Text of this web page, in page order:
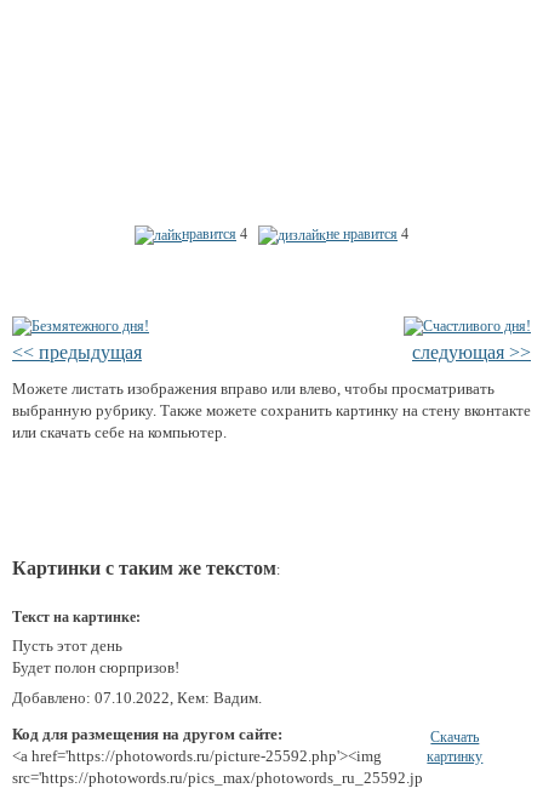
нравится 4 не нравится 4
<< предыдущая следующая >>
Можете листать изображения вправо или влево, чтобы просматривать
выбранную рубрику. Также можете сохранить картинку на стену вконтакте
или скачать себе на компьютер.
Картинки с таким же текстом:
Текст на картинке:
Пусть этот день
Будет полон сюрпризов!
Добавлено: 07.10.2022, Кем: Вадим.
Код для размещения на другом сайте:
<a href='https://photowords.ru/picture-25592.php'><img
src='https://photowords.ru/pics_max/photowords_ru_25592.jp
Скачать
картинку